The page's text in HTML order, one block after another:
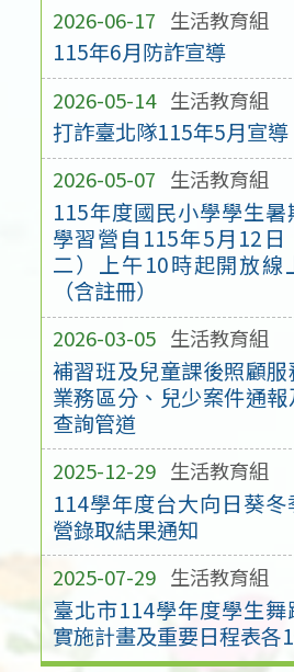
2026-06-17 生活教育組
115年6月防詐宣導
2026-05-14 生活教育組
打詐臺北隊115年5月宣導
2026-05-07 生活教育組
115年度國民小學學生暑
學習營自115年5月12日
二）上午10時起開放線
（含註冊）
2026-03-05 生活教育組
補習班及兒童課後照顧
業務區分、兒少案件通報
查詢管道
2025-12-29 生活教育組
114學年度台大向日葵冬
營錄取結果通知
2025-07-29 生活教育組
臺北市114學年度學生舞
實施計畫及重要日程表各